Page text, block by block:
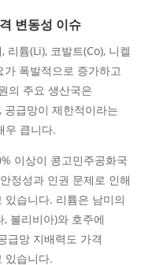
변동성 이슈
리튬(Li), 코발트(Co), 니켈
폭발적으로 증가하고
의 주요 생산국은
급망이 제한적이라는
우 큽니다.
이상이 콩고민주공화국
정성과 인권 문제로 인해
습니다. 리튬은 남미의
볼리비아)와 호주에
급망 지배력도 가격
있습니다.